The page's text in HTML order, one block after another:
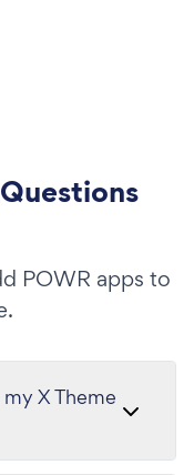
POWR apps to
X Theme